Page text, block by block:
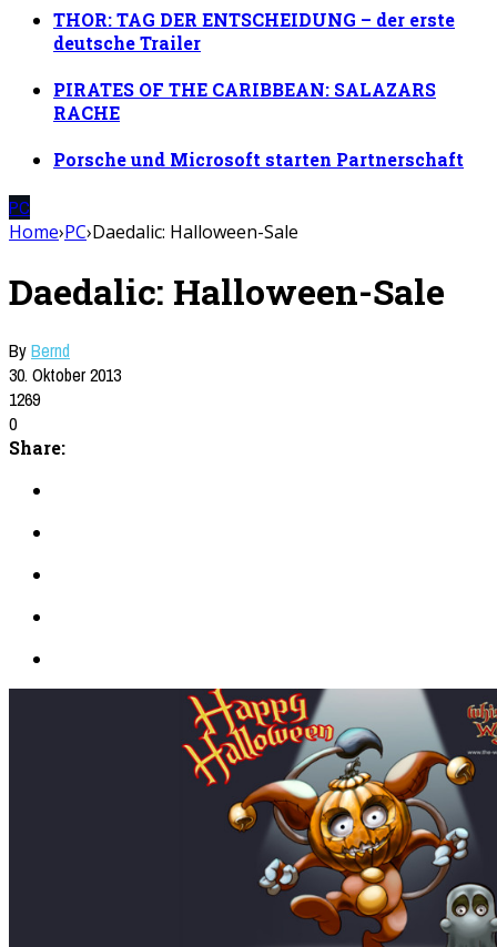
THOR: TAG DER ENTSCHEIDUNG – der erste
deutsche Trailer
PIRATES OF THE CARIBBEAN: SALAZARS
RACHE
Porsche und Microsoft starten Partnerschaft
PC
Home›PC›Daedalic: Halloween-Sale
Daedalic: Halloween-Sale
ByBernd
30. Oktober 2013
1269
0
Share: